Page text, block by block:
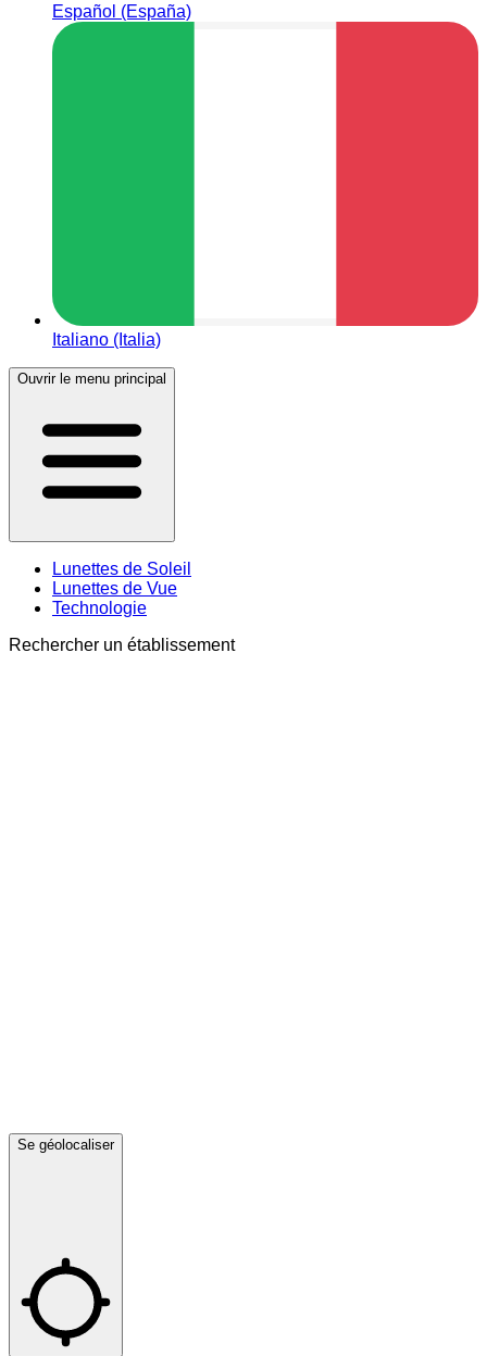
Español (España)
Italiano (Italia)
Ouvrir le menu principal
Lunettes de Soleil
Lunettes de Vue
Technologie
Rechercher un établissement
Se géolocaliser